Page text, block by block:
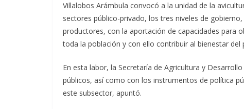
Villalobos Arámbula convocó a la unidad de la
sectores público-privado, los tres niveles de
productores, con la aportación de capacidades para
toda la población y con ello contribuir al bienestar del
En esta labor, la Secretaría de Agricultura y
públicos, así como con los instrumentos de política
este subsector, apuntó.